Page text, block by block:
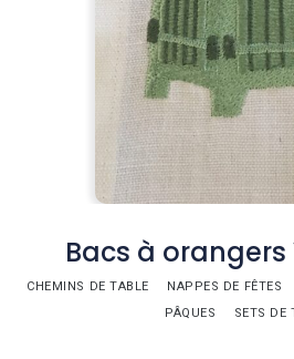
Bacs à
CHEMINS DE TABLE NAPPES DE FÊTES
PÂQUES
SETS DE